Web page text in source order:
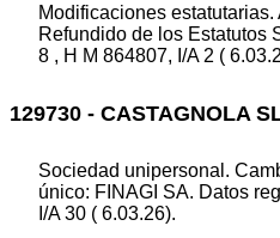
Modificaciones
Refundido de los Estatutos
8 , H M 864807, I/A 2 (
129730 - CASTAGNOLA
Sociedad unipersonal.
único: FINAGI SA. Datos
I/A 30 ( 6.03.26).